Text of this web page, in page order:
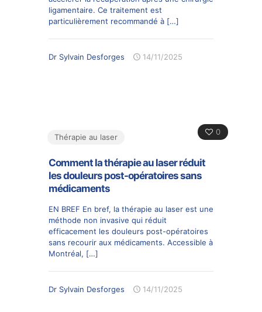
ligamentaire. Ce traitement est
particulièrement recommandé à […]
Dr Sylvain Desforges 14/11/2025
0
Thérapie au laser
Comment la thérapie au laser réduit
les douleurs post-opératoires sans
médicaments
EN BREF En bref, la thérapie au laser est une
méthode non invasive qui réduit
efficacement les douleurs post-opératoires
sans recourir aux médicaments. Accessible à
Montréal, […]
Dr Sylvain Desforges 14/11/2025